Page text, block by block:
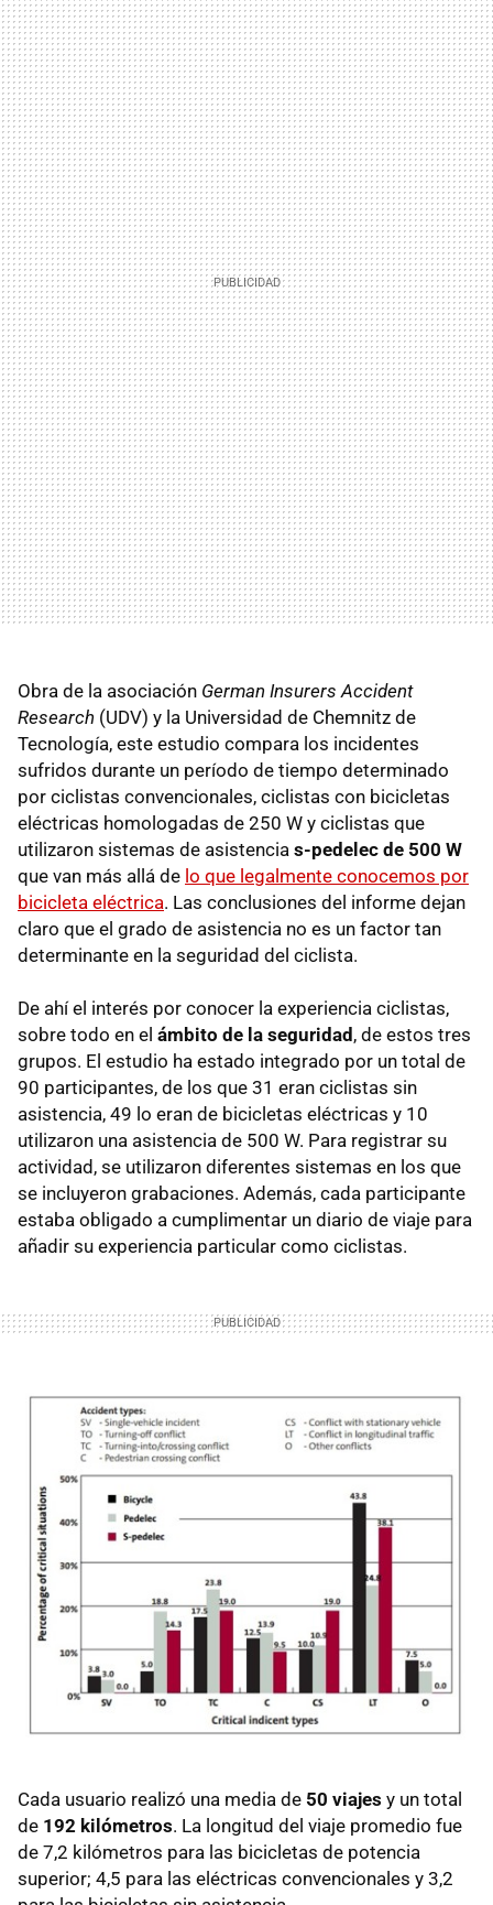
Obra de la asociación German Insurers Accident
Research (UDV) y la Universidad de Chemnitz de
Tecnología, este estudio compara los incidentes
sufridos durante un período de tiempo determinado
por ciclistas convencionales, ciclistas con bicicletas
eléctricas homologadas de 250 W y ciclistas que
utilizaron sistemas de asistencia s-pedelec de 500 W
que van más allá de lo que legalmente conocemos por
bicicleta eléctrica. Las conclusiones del informe dejan
claro que el grado de asistencia no es un factor tan
determinante en la seguridad del ciclista.
De ahí el interés por conocer la experiencia ciclistas,
sobre todo en el ámbito de la seguridad, de estos tres
grupos. El estudio ha estado integrado por un total de
90 participantes, de los que 31 eran ciclistas sin
asistencia, 49 lo eran de bicicletas eléctricas y 10
utilizaron una asistencia de 500 W. Para registrar su
actividad, se utilizaron diferentes sistemas en los que
se incluyeron grabaciones. Además, cada participante
estaba obligado a cumplimentar un diario de viaje para
añadir su experiencia particular como ciclistas.
Cada usuario realizó una media de 50 viajes y un total
de 192 kilómetros. La longitud del viaje promedio fue
de 7,2 kilómetros para las bicicletas de potencia
superior; 4,5 para las eléctricas convencionales y 3,2